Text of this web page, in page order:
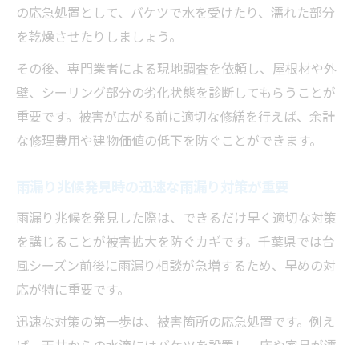
の応急処置として、バケツで水を受けたり、濡れた部分
を乾燥させたりしましょう。
その後、専門業者による現地調査を依頼し、屋根材や外
壁、シーリング部分の劣化状態を診断してもらうことが
重要です。被害が広がる前に適切な修繕を行えば、余計
な修理費用や建物価値の低下を防ぐことができます。
雨漏り兆候を発見した際は、できるだけ早く適切な対策
を講じることが被害拡大を防ぐカギです。千葉県では台
風シーズン前後に雨漏り相談が急増するため、早めの対
応が特に重要です。
迅速な対策の第一歩は、被害箇所の応急処置です。例え